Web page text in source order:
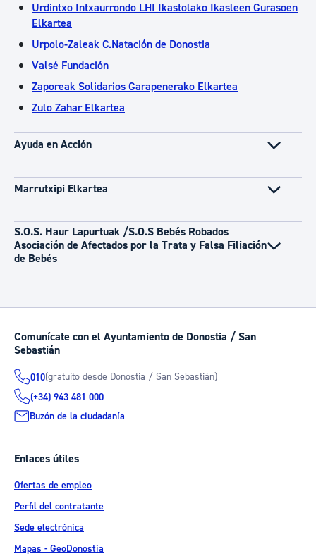
Urdintxo Intxaurrondo LHI Ikastolako Ikasleen Gurasoen
Elkartea
Urpolo-Zaleak C.Natación de Donostia
Valsé Fundación
Zaporeak Solidarios Garapenerako Elkartea
Zulo Zahar Elkartea
Ayuda en Acción
Marrutxipi Elkartea
S.O.S. Haur Lapurtuak /S.O.S Bebés Robados
Asociación de Afectados por la Trata y Falsa Filiación
de Bebés
Comunícate con el Ayuntamiento de Donostia / San
Sebastián
010(gratuito desde Donostia / San Sebastián)
(+34) 943 481 000
Buzón de la ciudadanía
Enlaces útiles
Ofertas de empleo
Perfil del contratante
Sede electrónica
Mapas - GeoDonostia